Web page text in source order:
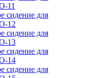
11
сидение для
12
сидение для
13
сидение для
14
сидение для